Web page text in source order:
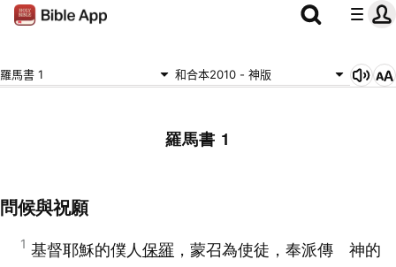
羅馬書 1 和合本2010 - 神版
羅馬書 1
問候與祝願
1 基督耶穌的僕人保羅 ，蒙召為使徒，奉派傳 神的